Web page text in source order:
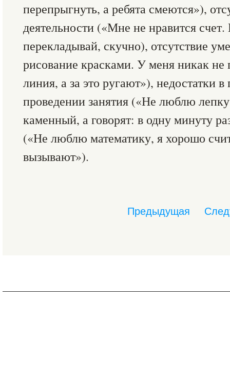
перепрыгнуть, а ребята смеются»),
деятельности («Мне не нравится
перекладывай, скучно), отсутствие
рисование красками. У меня никак не
линия, а за это ругают»), недостатки в
проведении занятия («Не люблю
каменный, а говорят: в одну минуту
(«Не люблю математику, я хорошо
вызывают»).
Предыдущая